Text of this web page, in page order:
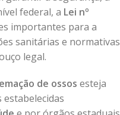
federal, a Lei nº
importantes para a
sanitárias e normativas
legal.
de ossos esteja
estabelecidas